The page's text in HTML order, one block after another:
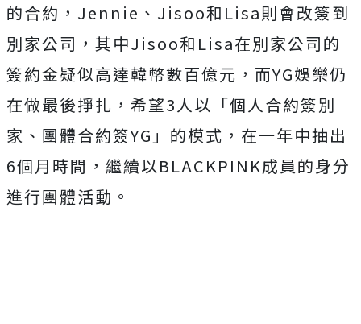
的合約，Jennie、Jisoo和Lisa則會改簽到
別家公司，其中Jisoo和Lisa在別家公司的
簽約金疑似高達韓幣數百億元，而YG娛樂仍
在做最後掙扎，希望3人以「個人合約簽別
家、團體合約簽YG」的模式，在一年中抽出
6個月時間，繼續以BLACKPINK成員的身分
進行團體活動。